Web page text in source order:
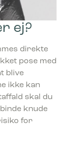
ej?
direkte
pose med
blive
ikke kan
skal du
knude
for